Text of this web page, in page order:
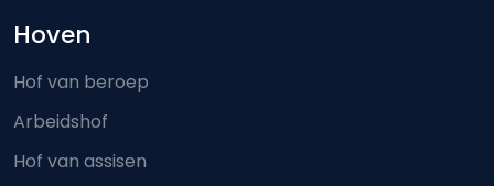
Hoven
Hof van beroep
Arbeidshof
Hof van assisen